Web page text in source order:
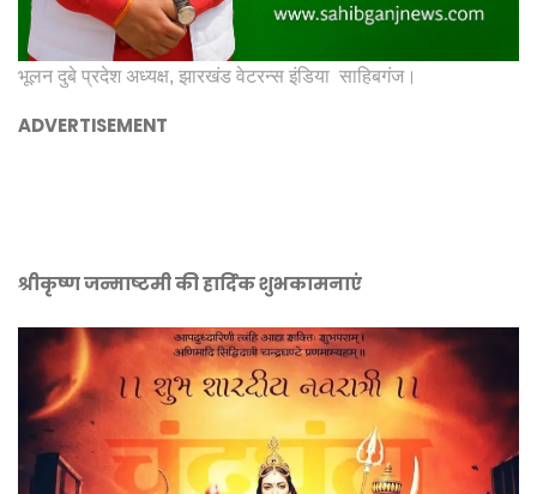
भूलन दुबे प्रदेश अध्यक्ष, झारखंड वेटरन्स इंडिया साहिबगंज।
ADVERTISEMENT
श्रीकृष्ण जन्माष्टमी की हार्दिक शुभकामनाएं